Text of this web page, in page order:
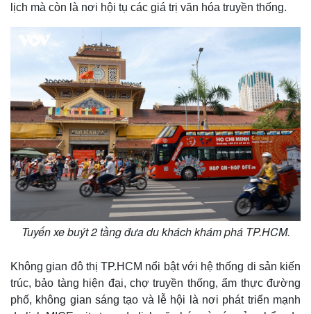
lịch mà còn là nơi hội tụ các giá trị văn hóa truyền thống.
Tuyến xe buýt 2 tầng đưa du khách khám phá TP.HCM.
Không gian đô thị TP.HCM nổi bật với hệ thống di sản kiến
trúc, bảo tàng hiện đại, chợ truyền thống, ẩm thực đường
phố, không gian sáng tạo và lễ hội là nơi phát triển mạnh